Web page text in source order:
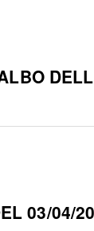
03/04/